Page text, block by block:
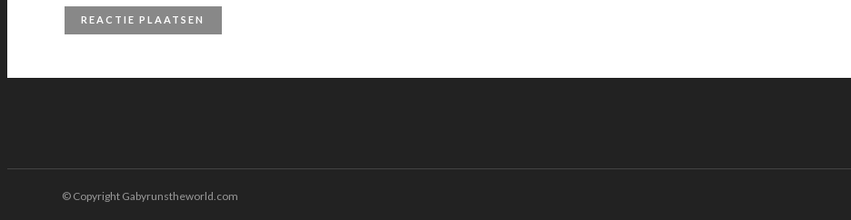
© Copyright Gabyrunstheworld.com